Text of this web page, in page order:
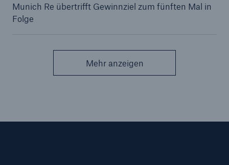
Munich Re übertrifft Gewinnziel zum fünften Mal in
Folge
Mehr anzeigen
Marine Trend Radar 2025
Naturkatastrophen